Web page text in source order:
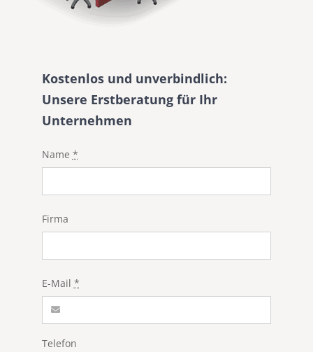
Kostenlos und unverbindlich:
Unsere Erstberatung für Ihr
Unternehmen
Name *
Firma
E-Mail *
Telefon